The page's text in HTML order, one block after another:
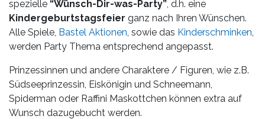
spezielle “Wünsch-Dir-was-Party”, d.h. eine
Kindergeburtstagsfeier ganz nach Ihren Wünschen.
Alle Spiele, Bastel Aktionen, sowie das Kinderschminken,
werden Party Thema entsprechend angepasst.
Prinzessinnen und andere Charaktere / Figuren, wie z.B.
Südseeprinzessin, Eiskönigin und Schneemann,
Spiderman oder Raffini Maskottchen können extra auf
Wunsch dazugebucht werden.